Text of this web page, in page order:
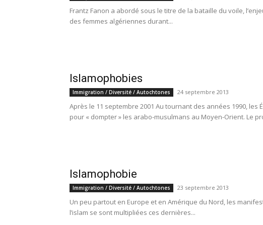
Frantz Fanon a abordé sous le titre de la bataille du voile,
des femmes algériennes durant...
Islamophobies
Immigration / Diversité / Autochtones 24 septembre 2013
Après le 11 septembre 2001 Au tournant des années 1990,
pour « dompter » les arabo-musulmans au Moyen-Orient. Le
Islamophobie
Immigration / Diversité / Autochtones 23 septembre 2013
Un peu partout en Europe et en Amérique du Nord, les
l’islam se sont multipliées ces dernières...